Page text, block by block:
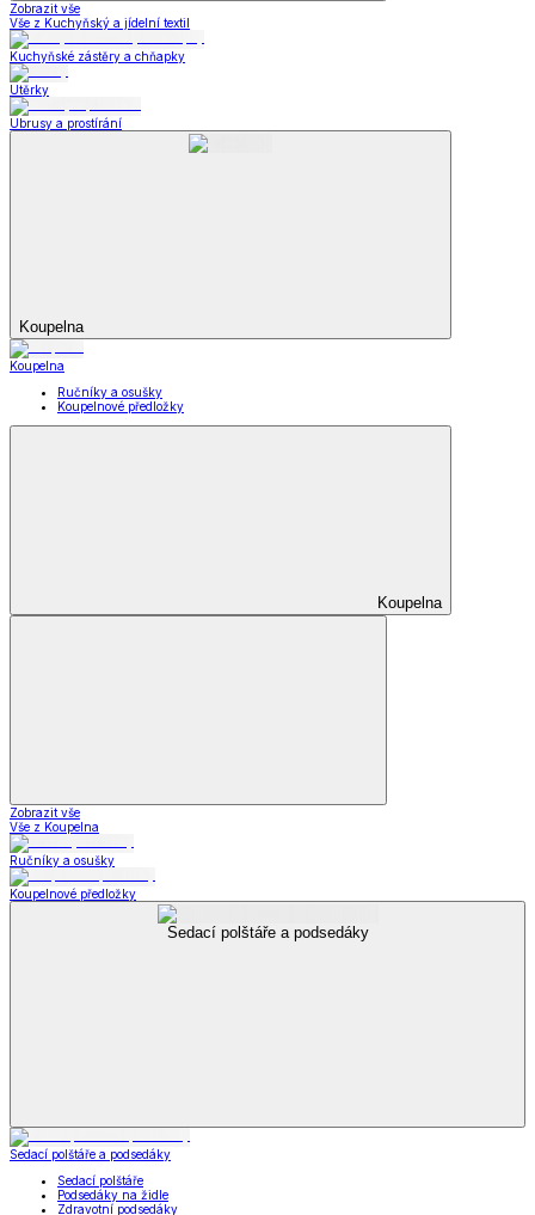
Zobrazit vše
Vše z Kuchyňský a jídelní textil
Kuchyňské zástěry a chňapky
Utěrky
Ubrusy a prostírání
Koupelna
Koupelna
Ručníky a osušky
Koupelnové předložky
Koupelna
Zobrazit vše
Vše z Koupelna
Ručníky a osušky
Koupelnové předložky
Sedací polštáře a podsedáky
Sedací polštáře a podsedáky
Sedací polštáře
Podsedáky na židle
Zdravotní podsedáky